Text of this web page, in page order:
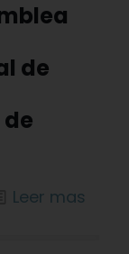
de
Leer mas